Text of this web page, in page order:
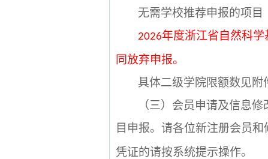
无需学校推荐申报的项目
2026年度浙江省自然科
同放弃申报。
具体二级学院限额数见附
（三）会员申请及信息
目申报。请各位新注册会员
凭证的请按系统提示操作。